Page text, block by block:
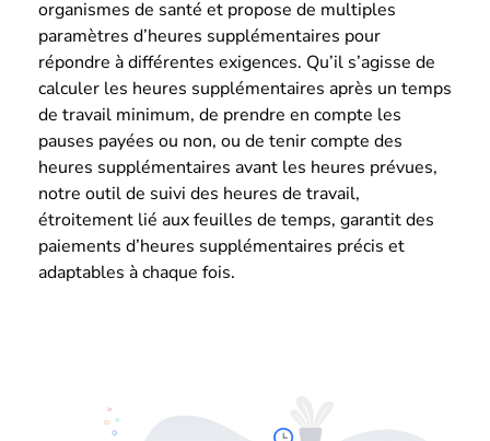
organismes de santé et propose de multiples
paramètres d’heures supplémentaires pour
répondre à différentes exigences. Qu’il s’agisse de
calculer les heures supplémentaires après un temps
de travail minimum, de prendre en compte les
pauses payées ou non, ou de tenir compte des
heures supplémentaires avant les heures prévues,
notre outil de suivi des heures de travail,
étroitement lié aux feuilles de temps, garantit des
paiements d’heures supplémentaires précis et
adaptables à chaque fois.